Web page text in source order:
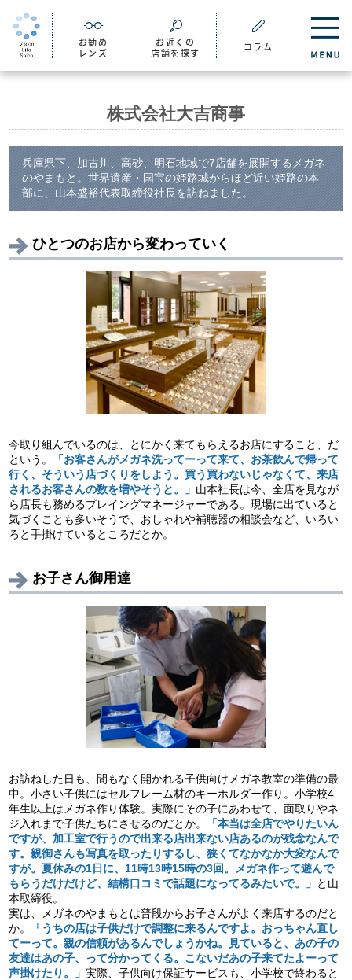
お勧め
レンズ
お近くの
店舗を探す
コラム
株式会社大吉商事
兵庫県下、加古川、高砂、明石地域で7店舗を展開するメガネ
のやまもと。世界遺産・国宝の姫路城からほど近い姫路の本
部に、山本盛裕代表取締役社長を訪ねました。
ひとつのお店から変わっていく
今取り組んでいるのは、とにかく来てもらえるお店にすること、だ
という。
「お客さんがメガネ洗ってーって来て、お茶飲んで帰って
行く、そういう店づくりをしよう。買う買わないじゃなくて、来店
されるお客さんの数を増やそうと。」 山本社長は今、全店を見なが
ら店長も務めるプレイングマネージャーである。現場に出ていると
気づくことも多いそうで、おしゃれや補聴器の相談会など、いろい
ろと手掛けているところだとか。
お子さん御用達
お訪ねした日も、間もなく開かれる子供向けメガネ教室の準備の最
中。小さい子供にはセルフレーム材のキーホルダー作り。小学校4
年生以上はメガネ作り体験。実際にその子にあわせて、面取りやネ
ジ入れまで子供たちにさせるのだとか。
「本当は全店でやりたいん
ですが、加工室で行うので出来る店出来ない店あるのが残念なんで
す。親御さんも写真を取ったりするし、狭くてなかなか大変なんで
すが。夏休みの1日に、11時13時15時の3回。メガネ作って遊んで
もらうだけだけど、結構口コミで話題になってるみたいで。」 と山
本取締役。
実は、メガネのやまもとは普段からお子さんがよく来店するのだと
か。
「うちの店は子供だけで調整に来るんですよ。おっちゃん直し
てーって。親の信頼があるんでしょうかね。見ていると、あの子の
友達はあの子、って分かってくる。こないだあの子来てたよーって
声掛けたり。」実際、子供向け保証サービスも、小学校で終わると